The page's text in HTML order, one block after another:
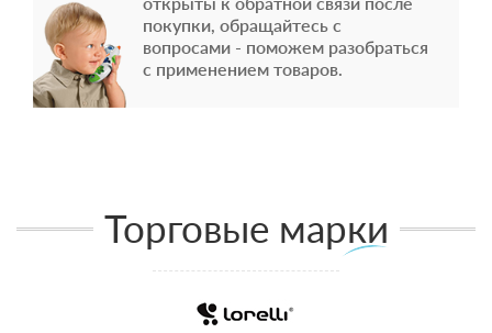
покупки, обращайтесь с
вопросами - поможем разобраться
с применением товаров.
Торговые марки